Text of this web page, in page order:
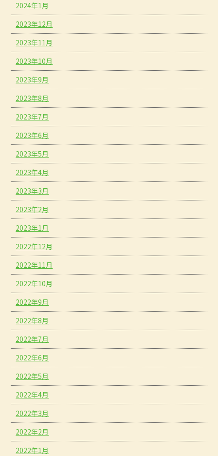
2024年1月
2023年12月
2023年11月
2023年10月
2023年9月
2023年8月
2023年7月
2023年6月
2023年5月
2023年4月
2023年3月
2023年2月
2023年1月
2022年12月
2022年11月
2022年10月
2022年9月
2022年8月
2022年7月
2022年6月
2022年5月
2022年4月
2022年3月
2022年2月
2022年1月